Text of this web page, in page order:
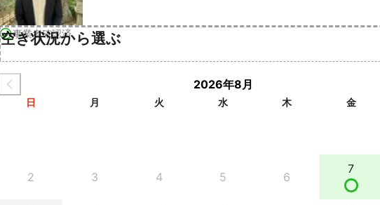
事業者確認済
空き状況から選ぶ
2026年8月
日 月 火 水 木 金
2 3 4 5 6
7